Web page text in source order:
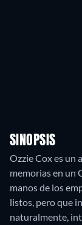
SINOPSIS
Ozzie Cox es un
memorias en un
manos de los
listos, pero que
naturalmente,